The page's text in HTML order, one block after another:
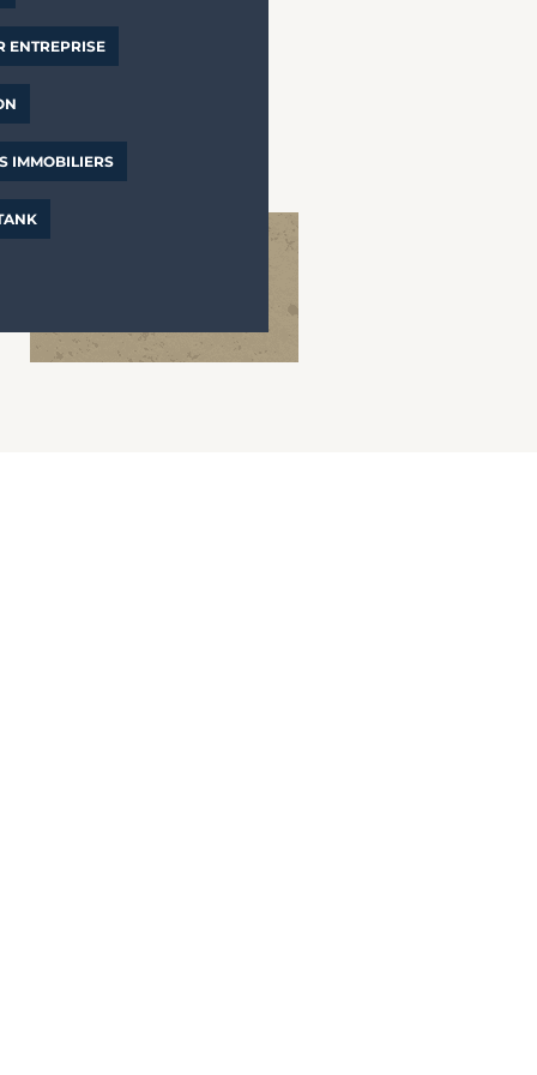
ENTREPRISE
IMMOBILIERS